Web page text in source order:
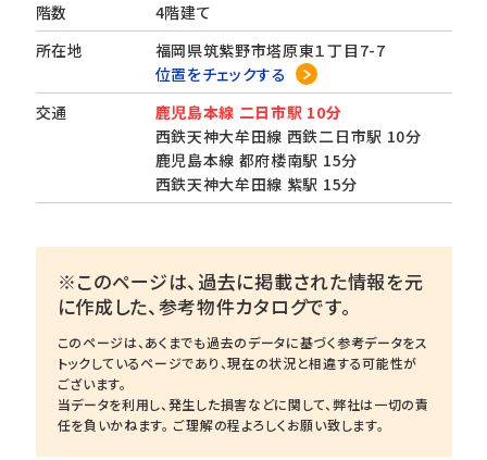
階数
4階建て
所在地
福岡県筑紫野市塔原東１丁目7-7
位置をチェックする
交通
鹿児島本線 二日市駅 10分
西鉄天神大牟田線 西鉄二日市駅 10分
鹿児島本線 都府楼南駅 15分
西鉄天神大牟田線 紫駅 15分
※このページは、過去に掲載された情報を元
に作成した、参考物件カタログです。
このページは、あくまでも過去のデータに基づく参考データをス
トックしているページであり、現在の状況と相違する可能性が
ございます。
当データを利用し、発生した損害などに関して、弊社は一切の責
任を負いかねます。 ご理解の程よろしくお願い致します。